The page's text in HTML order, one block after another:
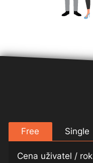
Free Single
Cena uživatel / rok